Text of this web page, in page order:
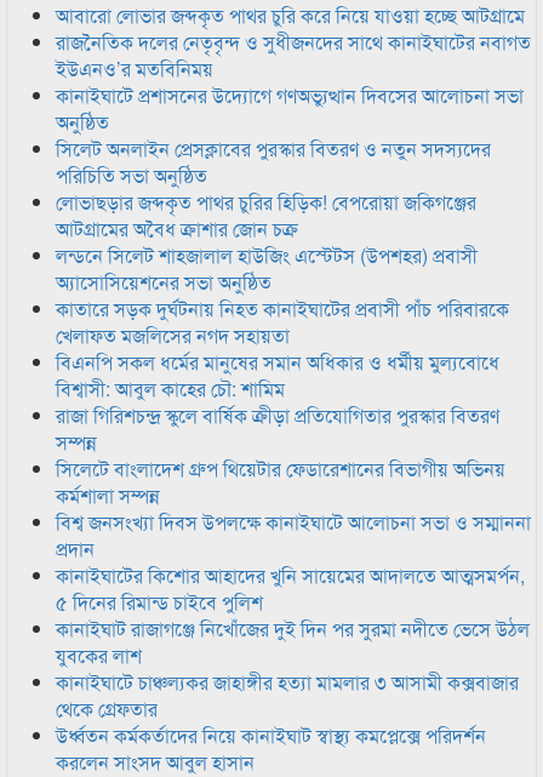
আবারো লোভার জব্দকৃত পাথর চুরি করে নিয়ে যাওয়া হচ্ছে আটগ্রামে
রাজনৈতিক দলের নেতৃবৃন্দ ও সুধীজনদের সাথে কানাইঘাটের নবাগত
ইউএনও’র মতবিনিময়
কানাইঘাটে প্রশাসনের উদ্যোগে গণঅভ্যুত্থান দিবসের আলোচনা সভা
অনুষ্ঠিত
সিলেট অনলাইন প্রেসক্লাবের পুরস্কার বিতরণ ও নতুন সদস্যদের
পরিচিতি সভা অনুষ্ঠিত
লোভাছড়ার জব্দকৃত পাথর চুরির হিড়িক! বেপরোয়া জকিগঞ্জের
আটগ্রামের অবৈধ ক্রাশার জোন চক্র
লন্ডনে সিলেট শাহজালাল হাউজিং এস্টেটস (উপশহর) প্রবাসী
অ্যাসোসিয়েশনের সভা অনুষ্ঠিত
কাতারে সড়ক দুর্ঘটনায় নিহত কানাইঘাটের প্রবাসী পাঁচ পরিবারকে
খেলাফত মজলিসের নগদ সহায়তা
বিএনপি সকল ধর্মের মানুষের সমান অধিকার ও ধর্মীয় মুল্যবোধে
বিশ্বাসী: আবুল কাহের চৌ: শামিম
রাজা গিরিশচন্দ্র স্কুলে বার্ষিক ক্রীড়া প্রতিযোগিতার পুরস্কার বিতরণ
সম্পন্ন
সিলেটে বাংলাদেশ গ্রুপ থিয়েটার ফেডারেশানের বিভাগীয় অভিনয়
কর্মশালা সম্পন্ন
বিশ্ব জনসংখ্যা দিবস উপলক্ষে কানাইঘাটে আলোচনা সভা ও সম্মাননা
প্রদান
কানাইঘাটের কিশোর আহাদের খুনি সায়েমের আদালতে আত্মসমর্পন,
৫ দিনের রিমান্ড চাইবে পুলিশ
কানাইঘাট রাজাগঞ্জে নিখোঁজের দুই দিন পর সুরমা নদীতে ভেসে উঠল
যুবকের লাশ
কানাইঘাটে চাঞ্চল্যকর জাহাঙ্গীর হত্যা মামলার ৩ আসামী কক্সবাজার
থেকে গ্রেফতার
উর্ধ্বতন কর্মকর্তাদের নিয়ে কানাইঘাট স্বাস্থ্য কমপ্লেক্সে পরিদর্শন
করলেন সাংসদ আবুল হাসান